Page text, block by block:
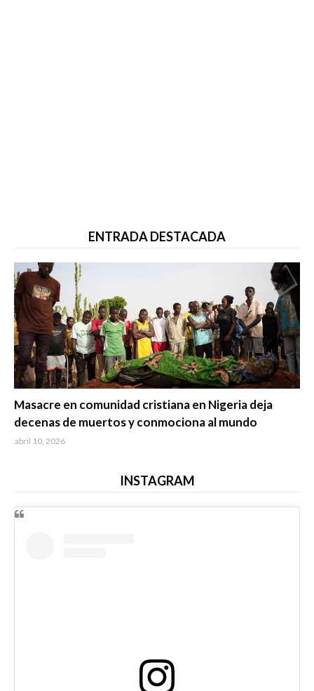
ENTRADA DESTACADA
Masacre en comunidad cristiana en Nigeria deja
decenas de muertos y conmociona al mundo
abril 10, 2026
INSTAGRAM